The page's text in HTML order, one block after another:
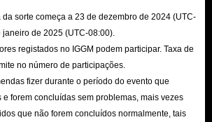
da sorte começa a 23 de dezembro de 2024 (UTC-
de 2025 (UTC-08:00).
registados no IGGM podem participar. Taxa de
no número de participações.
fizer durante o período do evento que
forem concluídas sem problemas, mais vezes
que não forem concluídos normalmente, tais